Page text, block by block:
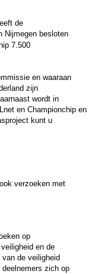
de
Nijmegen besloten
7.500
en waaraan
zijn
wordt in
en Championchip en
kunt u
verzoeken met
op
en de
de veiligheid
zich op